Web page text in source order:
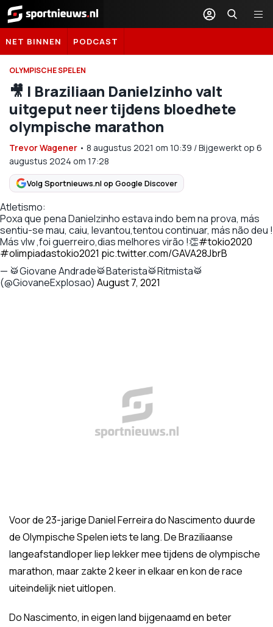
Sportnieuws.nl
NET BINNEN PODCAST
OLYMPISCHE SPELEN
🎥 | Braziliaan Danielzinho valt
uitgeput neer tijdens bloedhete
olympische marathon
Trevor Wagener • 8 augustus 2021 om 10:39 /Bijgewerkt op 6
augustus 2024 om 17:28
Volg Sportnieuws.nl op Google Discover
Atletismo:
Poxa que pena Danielzinho estava indo bem na prova, más
sentiu-se mau, caiu, levantou,tentou continuar, más não deu !
Más vlw ,foi guerreiro,dias melhores virão !👏#tokio2020
#olimpiadastokio2021 pic.twitter.com/GAVA28JbrB
— 🥁Giovane Andrade🥁Baterista🥁Ritmista🥁
(@GiovaneExplosao) August 7, 2021
Voor de 23-jarige Daniel Ferreira do Nascimento duurde
de Olympische Spelen iets te lang. De Braziliaanse
langeafstandloper liep lekker mee tijdens de olympische
marathon, maar zakte 2 keer in elkaar en kon de race
uiteindelijk niet uitlopen.
Do Nascimento, in eigen land bijgenaamd en beter